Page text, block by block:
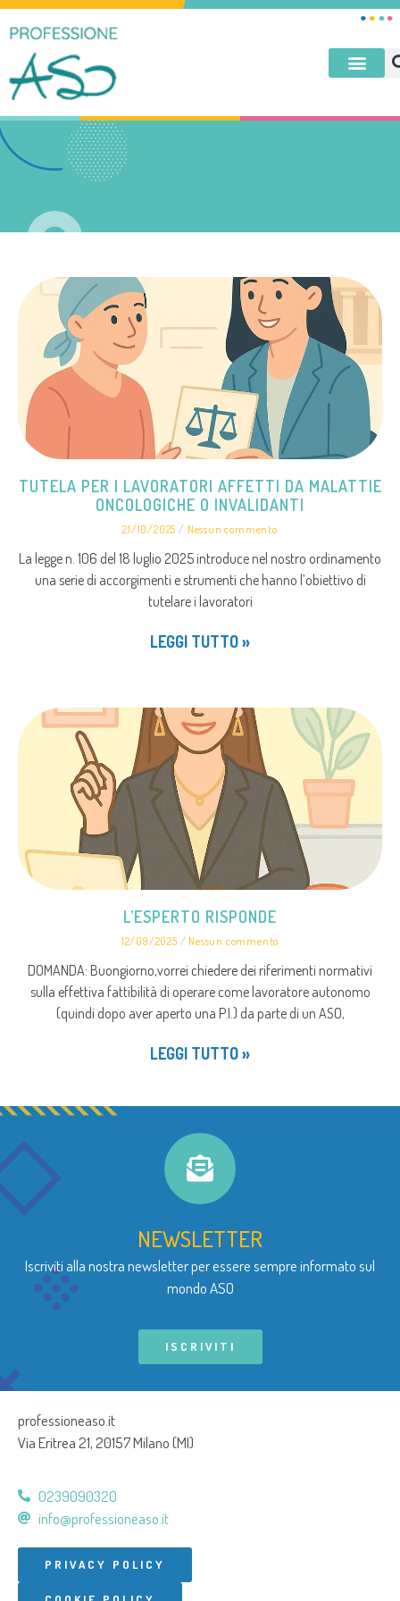
TUTELA PER I LAVORATORI AFFETTI DA MALATTIE
ONCOLOGICHE O INVALIDANTI
21/10/2025 Nessun commento
La legge n. 106 del 18 luglio 2025 introduce nel nostro ordinamento
una serie di accorgimenti e strumenti che hanno l’obiettivo di
tutelare i lavoratori
LEGGI TUTTO »
L’ESPERTO RISPONDE
12/09/2025 Nessun commento
DOMANDA: Buongiorno,vorrei chiedere dei riferimenti normativi
sulla effettiva fattibilità di operare come lavoratore autonomo
(quindi dopo aver aperto una P.I.) da parte di un ASO,
LEGGI TUTTO »
NEWSLETTER
Iscriviti alla nostra newsletter per essere sempre informato sul
mondo ASO
ISCRIVITI
professioneaso.it
Via Eritrea 21, 20157 Milano (MI)
0239090320
info@professioneaso.it
PRIVACY POLICY